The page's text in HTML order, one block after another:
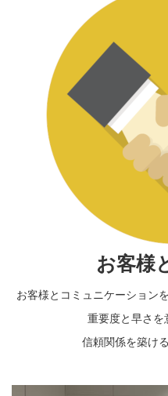
お客様
お客様とコミュニケーション
重要度と早さを
信頼関係を築け